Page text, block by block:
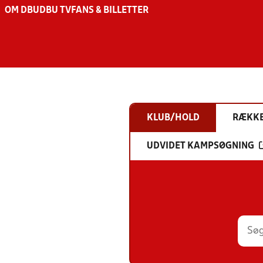
OM DBU DBU TV FANS & BILLETTER
KLUB/HOLD
UDVIDET KAMPSØGNING